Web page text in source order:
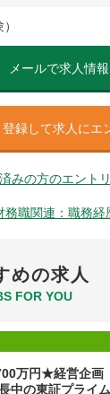
メールで求人情
録して求人にエ
みの方のエント
務職関連：職務経
めの求人
FOR YOU
万円★経営企画
中の東証プライ